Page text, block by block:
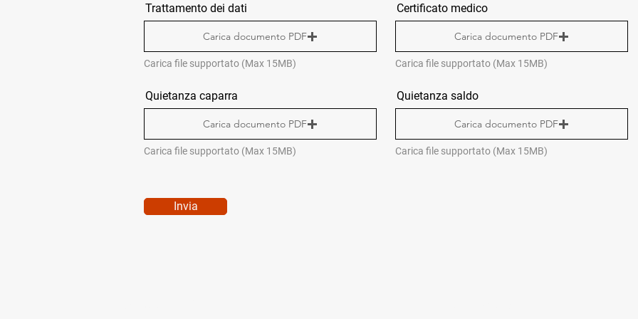
Trattamento dei dati
Carica documento PDF
Carica file supportato (Max 15MB)
Certificato medico
Carica documento PDF
Carica file supportato (Max 15MB)
Quietanza caparra
Carica documento PDF
Carica file supportato (Max 15MB)
Quietanza saldo
Carica documento PDF
Carica file supportato (Max 15MB)
Invia